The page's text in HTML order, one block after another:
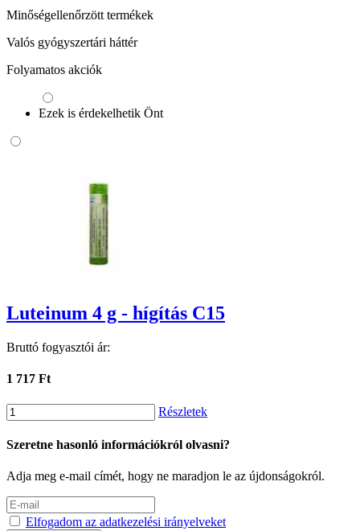
Minőségellenőrzött termékek
Valós gyógyszertári háttér
Folyamatos akciók
Ezek is érdekelhetik Önt
Luteinum 4 g - hígítás C15
Bruttó fogyasztói ár:
1 717 Ft
Részletek
Szeretne hasonló információkról olvasni?
Adja meg e-mail címét, hogy ne maradjon le az újdonságokról.
Elfogadom az adatkezelési irányelveket